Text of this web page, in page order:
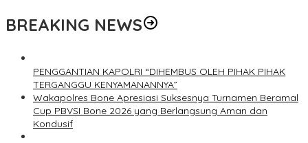
BREAKING NEWS
PENGGANTIAN KAPOLRI “DIHEMBUS OLEH PIHAK PIHAK
TERGANGGU KENYAMANANNYA”
Wakapolres Bone Apresiasi Suksesnya Turnamen Beramal
Cup PBVSI Bone 2026 yang Berlangsung Aman dan
Kondusif